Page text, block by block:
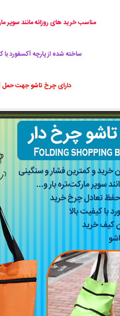
مناسب خرید های روزانه مانند سوپر
ساخته شده از پارچه آکسفورد با
دارای چرخ تاشو جهت حمل